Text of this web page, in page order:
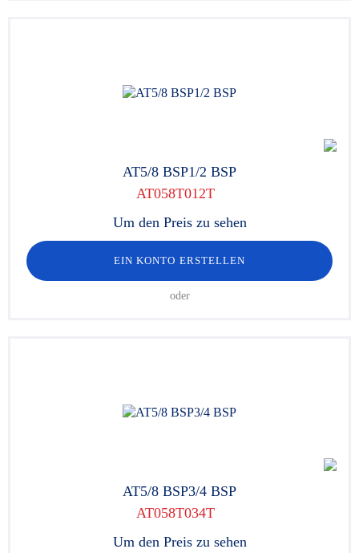
AT5/8 BSP1/2 BSP
AT058T012T
Um den Preis zu sehen
EIN KONTO ERSTELLEN
oder
AT5/8 BSP3/4 BSP
AT058T034T
Um den Preis zu sehen